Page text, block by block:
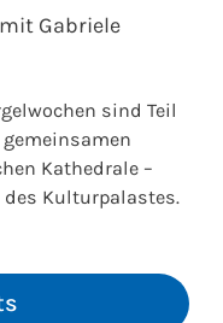
Oper »Suor
»Libera Me,
Gabriele
sind Teil
Kathedrale –
des Kulturpalastes.